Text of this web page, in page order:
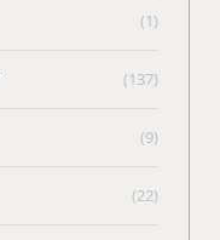
(1)
(137)
(9)
(22)